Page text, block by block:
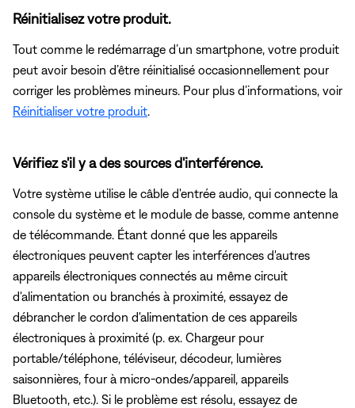
Réinitialisez votre produit.
Tout comme le redémarrage d’un smartphone, votre produit
peut avoir besoin d’être réinitialisé occasionnellement pour
corriger les problèmes mineurs. Pour plus d’informations, voir
Réinitialiser votre produit.
Vérifiez s'il y a des sources d'interférence.
Votre système utilise le câble d'entrée audio, qui connecte la
console du système et le module de basse, comme antenne
de télécommande. Étant donné que les appareils
électroniques peuvent capter les interférences d'autres
appareils électroniques connectés au même circuit
d'alimentation ou branchés à proximité, essayez de
débrancher le cordon d'alimentation de ces appareils
électroniques à proximité (p. ex. Chargeur pour
portable/téléphone, téléviseur, décodeur, lumières
saisonnières, four à micro-ondes/appareil, appareils
Bluetooth, etc.). Si le problème est résolu, essayez de